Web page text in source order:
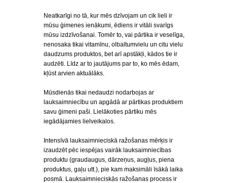
Neatkarīgi no tā, kur mēs dzīvojam un cik lieli ir
mūsu ģimenes ienākumi, ēdiens ir vitāli svarīgs
mūsu izdzīvošanai. Tomēr to, vai pārtika ir veselīga,
nenosaka tikai vitamīnu, olbaltumvielu un citu vielu
daudzums produktos, bet arī apstākļi, kādos tie ir
audzēti. Līdz ar to jautājums par to, ko mēs ēdam,
kļūst arvien aktuālāks.
Mūsdienās tikai nedaudzi nodarbojas ar
lauksaimniecību un apgādā ar pārtikas produktiem
savu ģimeni paši. Lielākoties pārtiku mēs
iegādājamies lielveikalos.
Intensīvā lauksaimnieciskā ražošanas mērķis ir
izaudzēt pēc iespējas vairāk lauksaimniecības
produktu (graudaugus, dārzeņus, augļus, piena
produktus, gaļu utt.), pie kam maksimāli īsākā laika
posmā. Lauksaimnieciskās ražošanas process ir